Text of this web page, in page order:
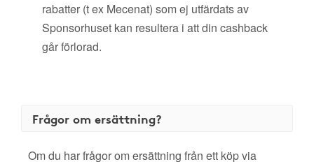
rabatter (t ex Mecenat) som ej utfärdats av
Sponsorhuset kan resultera i att din cashback
går förlorad.
Frågor om ersättning?
Om du har frågor om ersättning från ett köp via